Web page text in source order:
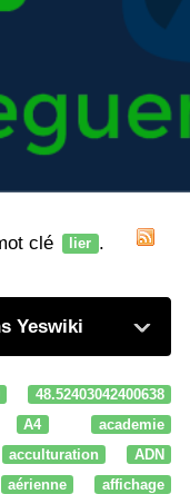
clé lier .
Yeswiki
48.52403042400638
A4
academie
acculturation
ADN
aérienne
affichage